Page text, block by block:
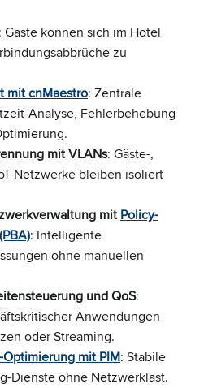
: Gäste können sich im Hotel
zu
mit cnMaestro: Zentrale
Analyse, Fehlerbehebung
mit VLANs: Gäste-,
Netzwerke bleiben isoliert
mit Policy-
: Intelligente
ohne manuellen
und QoS:
Anwendungen
oder Streaming.
mit PIM: Stabile
Dienste ohne Netzwerklast.